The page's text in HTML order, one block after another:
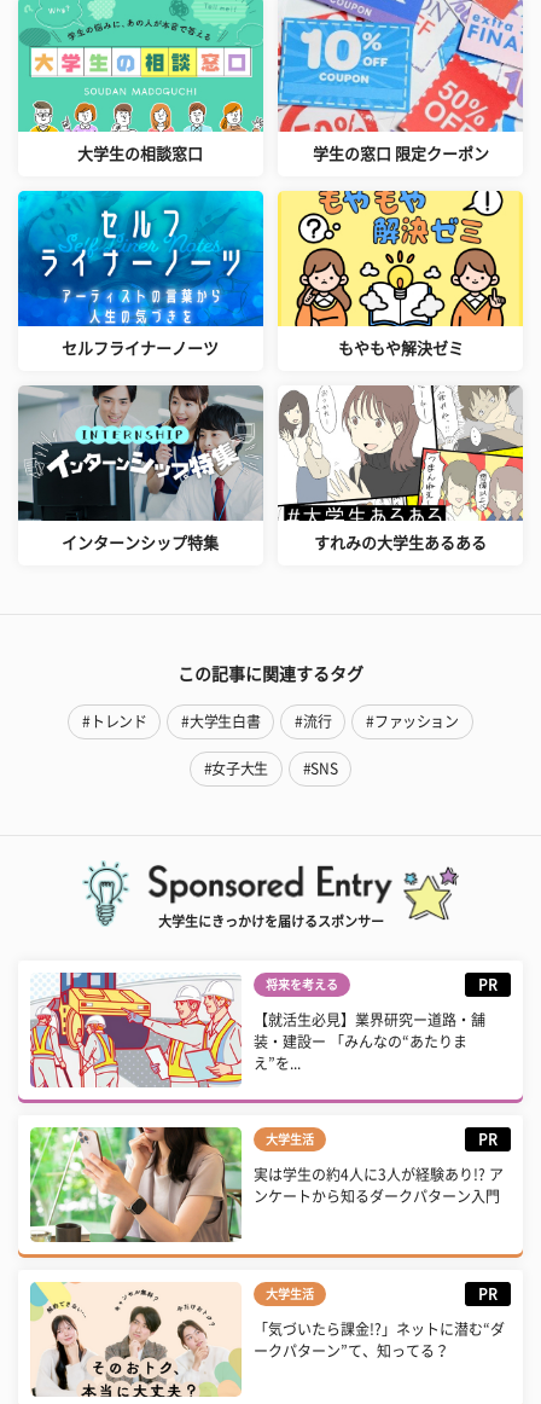
大学生の相談窓口 学生の窓口 限定クーポン
セルフライナーノーツ もやもや解決ゼミ
インターンシップ特集 すれみの大学生あるある
この記事に関連するタグ
#トレンド #大学生白書 #流行 #ファッション
#女子大生 #SNS
大学生にきっかけを届けるスポンサー
将来を考える PR
【就活生必見】業界研究ー道路・舗
装・建設ー 「みんなの“あたりま
え”を...
大学生活 PR
実は学生の約4人に3人が経験あり!? ア
ンケートから知るダークパターン入門
大学生活 PR
「気づいたら課金!?」ネットに潜む“ダ
ークパターン”て、知ってる？